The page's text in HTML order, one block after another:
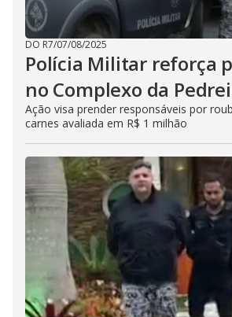
DO R7/07/08/2025
Polícia Militar reforça
no Complexo da
Ação visa prender responsáveis por
carnes avaliada em R$ 1 milhão